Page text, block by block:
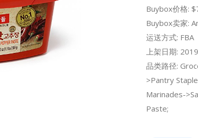
Buybox价格:
Buybox卖家:
运送方式: FBA
上架日期:
品类路径:
>Pantry
Marinades-
Paste;